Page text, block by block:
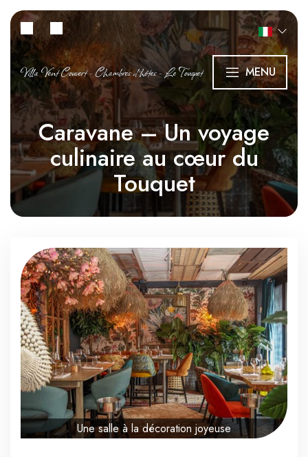
Villa Vent Couvert - Chambres d’hôtes - Le Touquet MENU
Caravane – Un voyage
culinaire au cœur du
Touquet
Une salle à la décoration joyeuse